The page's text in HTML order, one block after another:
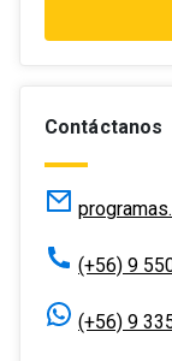
Contáctanos
(+56) 9
(+56) 9